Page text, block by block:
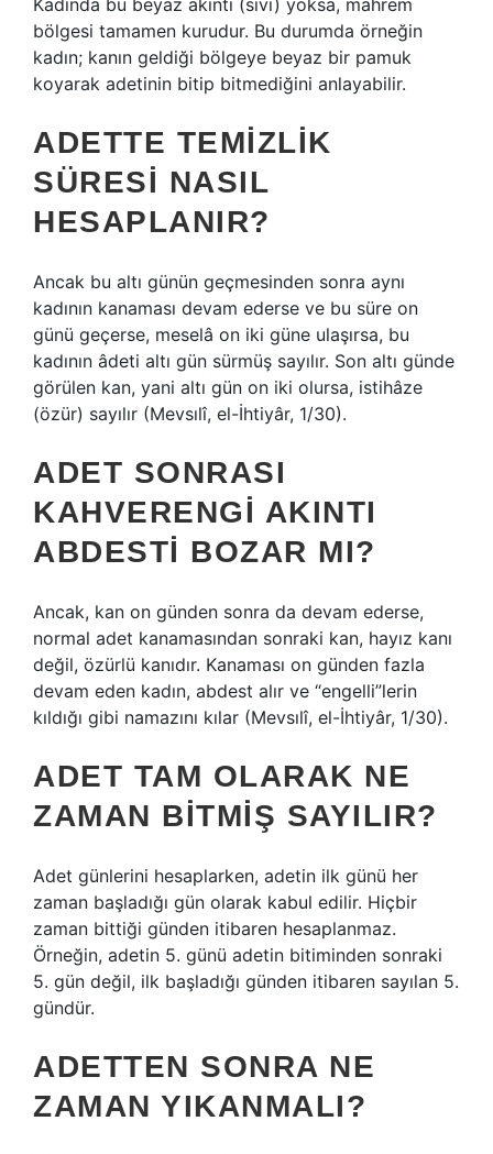
Kadında bu beyaz akıntı (sıvı) yoksa, mahrem
bölgesi tamamen kurudur. Bu durumda örneğin
kadın; kanın geldiği bölgeye beyaz bir pamuk
koyarak adetinin bitip bitmediğini anlayabilir.
ADETTE TEMIZLIK
SÜRESI NASIL
HESAPLANIR?
Ancak bu altı günün geçmesinden sonra aynı
kadının kanaması devam ederse ve bu süre on
günü geçerse, meselâ on iki güne ulaşırsa, bu
kadının âdeti altı gün sürmüş sayılır. Son altı günde
görülen kan, yani altı gün on iki olursa, istihâze
(özür) sayılır (Mevsılî, el-İhtiyâr, 1/30).
ADET SONRASI
KAHVERENGI AKINTI
ABDESTI BOZAR MI?
Ancak, kan on günden sonra da devam ederse,
normal adet kanamasından sonraki kan, hayız kanı
değil, özürlü kanıdır. Kanaması on günden fazla
devam eden kadın, abdest alır ve “engelli”lerin
kıldığı gibi namazını kılar (Mevsılî, el-İhtiyâr, 1/30).
ADET TAM OLARAK NE
ZAMAN BITMIŞ SAYILIR?
Adet günlerini hesaplarken, adetin ilk günü her
zaman başladığı gün olarak kabul edilir. Hiçbir
zaman bittiği günden itibaren hesaplanmaz.
Örneğin, adetin 5. günü adetin bitiminden sonraki
5. gün değil, ilk başladığı günden itibaren sayılan 5.
gündür.
ADETTEN SONRA NE
ZAMAN YIKANMALI?